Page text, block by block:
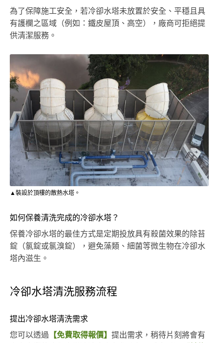
為了保障施工安全，若冷卻水塔未放置於安全、平穩且具
有護欄之區域（例如：鐵皮屋頂、高空），廠商可拒絕提
供清潔服務。
▲裝設於頂樓的散熱水塔。
如何保養清洗完成的冷卻水塔？
保養冷卻水塔的最佳方式是定期投放具有殺菌效果的除苔
錠（氯錠或氯溴錠），避免藻類、細菌等微生物在冷卻水
塔內滋生。
冷卻水塔清洗服務流程
提出冷卻水塔清洗需求
您可以透過 【免費取得報價】 提出需求，稍待片刻將會有